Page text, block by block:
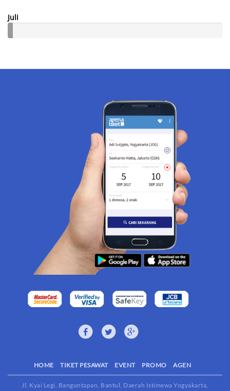
Juli
HOME TIKET PESAWAT EVENT PROMO AGEN
Jl. Kyai Legi, Banguntapan, Bantul, Daerah Istimewa Yogyakarta,